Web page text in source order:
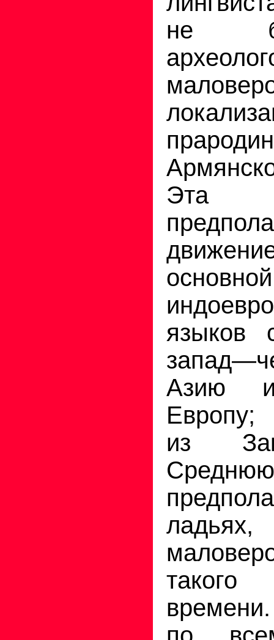
не
Эта
языков
Азию и
Европу;
из